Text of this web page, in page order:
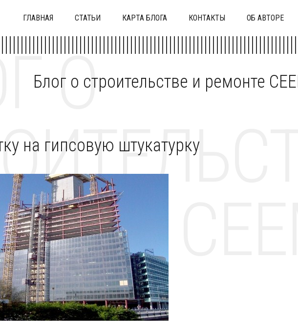
ГЛАВНАЯ СТАТЬИ КАРТА БЛОГА КОНТАКТЫ ОБ АВТОРЕ
Блог о строительстве и ремонте
О
на гипсовую штукатурку